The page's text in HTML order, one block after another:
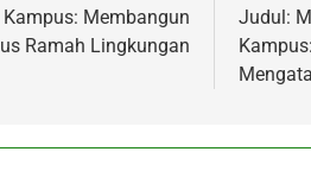
Membangun
Ramah Lingkungan
Judul: